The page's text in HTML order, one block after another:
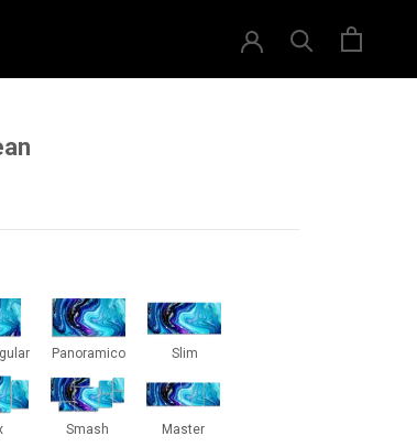
Panoramico
Panoramico
Slim
Slim
Smash
Smash
Master
Master